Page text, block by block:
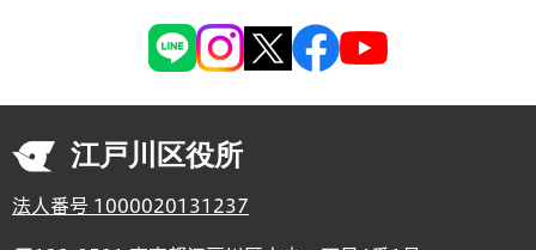
江戸川区役所
法人番号 1000020131237